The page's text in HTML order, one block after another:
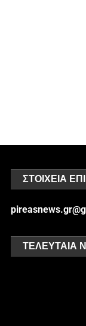
ΣΤΟΙΧΕΊΑ
ΤΕΛΕΥΤΑΊΑ